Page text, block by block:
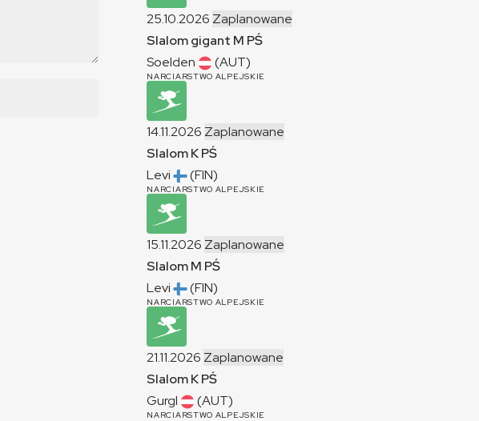
25.10.2026 Zaplanowane
Slalom gigant M PŚ
Soelden
(AUT)
NARCIARSTWO ALPEJSKIE
14.11.2026 Zaplanowane
SlalomKPŚ
Levi
(FIN)
NARCIARSTWO ALPEJSKIE
15.11.2026 Zaplanowane
SlalomM PŚ
Levi
(FIN)
NARCIARSTWO ALPEJSKIE
21.11.2026 Zaplanowane
SlalomKPŚ
Gurgl
(AUT)
NARCIARSTWO ALPEJSKIE